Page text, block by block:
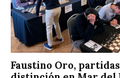
Faustino Oro,